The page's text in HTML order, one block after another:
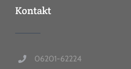
Kontakt
06201-62224